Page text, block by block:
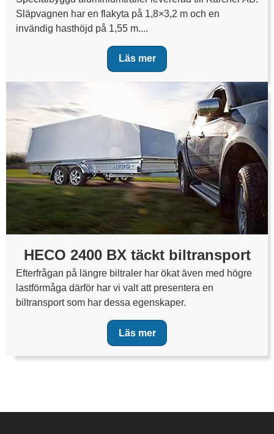
Släpvagnen har en flakyta på 1,8×3,2 m och en
invändig hasthöjd på 1,55 m....
Läs mer
HECO 2400 BX täckt biltransport
Efterfrågan på längre biltraler har ökat även med högre
lastförmåga därför har vi valt att presentera en
biltransport som har dessa egenskaper.
Läs mer